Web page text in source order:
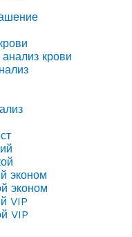
крови
эконом
эконом
VIP
VIP